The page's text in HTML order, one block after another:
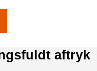
aftryk